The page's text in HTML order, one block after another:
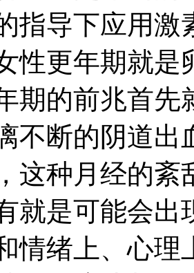
指导下应用
性更年期就是
期的前兆首先
不断的阴道出
这种月经的
就是可能会
情绪上、心理